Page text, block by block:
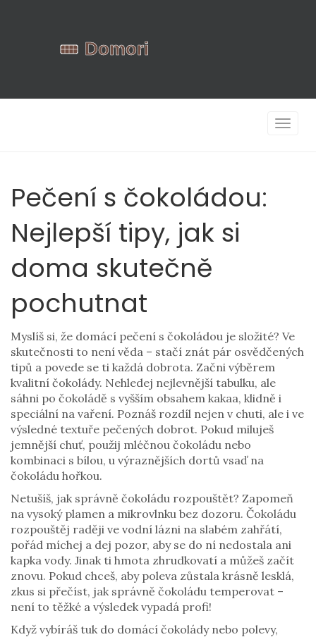
Pečení s čokoládou:
Nejlepší tipy, jak si
doma skutečně
pochutnat
Myslíš si, že domácí pečení s čokoládou je složité? Ve
skutečnosti to není věda – stačí znát pár osvědčených
tipů a povede se ti každá dobrota. Začni výběrem
kvalitní čokolády. Nehledej nejlevnější tabulku, ale
sáhni po čokoládě s vyšším obsahem kakaa, klidně i
speciální na vaření. Poznáš rozdíl nejen v chuti, ale i ve
výsledné textuře pečených dobrot. Pokud miluješ
jemnější chuť, použij mléčnou čokoládu nebo
kombinaci s bílou, u výraznějších dortů vsaď na
čokoládu hořkou.
Netušíš, jak správně čokoládu rozpouštět? Zapomeň
na vysoký plamen a mikrovlnku bez dozoru. Čokoládu
rozpouštěj raději ve vodní lázni na slabém zahřátí,
pořád míchej a dej pozor, aby se do ní nedostala ani
kapka vody. Jinak ti hmota zhrudkovatí a můžeš začít
znovu. Pokud chceš, aby poleva zůstala krásně lesklá,
zkus si přečíst, jak správně čokoládu temperovat –
není to těžké a výsledek vypadá profi!
Když vybíráš tuk do domácí čokolády nebo polevy,